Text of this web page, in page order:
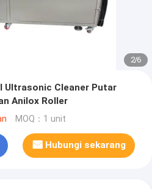
2/6
Ultrasonic Cleaner Putar
Anilox Roller
MOQ：1 unit
Hubungi sekarang